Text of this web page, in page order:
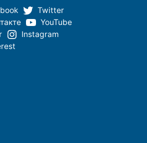
Twitter
YouTube
Instagram